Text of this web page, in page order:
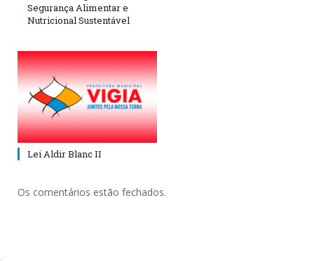
Segurança Alimentar e
Nutricional Sustentável
Lei Aldir Blanc II
Os comentários estão fechados.